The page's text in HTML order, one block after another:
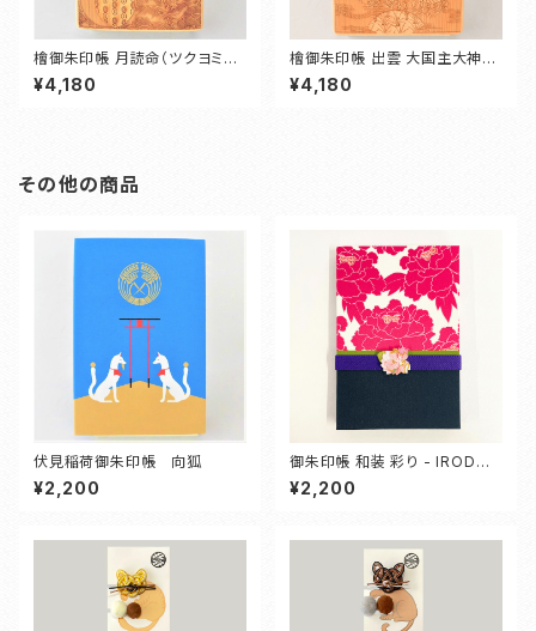
檜御朱印帳 月読命（ツクヨミノ
ミコト）
¥4,180
檜御朱印帳 出雲 大国主大神
（いずも おおくにぬしおおかみ）
¥4,180
その他の商品
伏見稲荷御朱印帳 向狐
¥2,200
御朱印帳 和装 彩り - IRODOR
I - 【牡丹】
¥2,200